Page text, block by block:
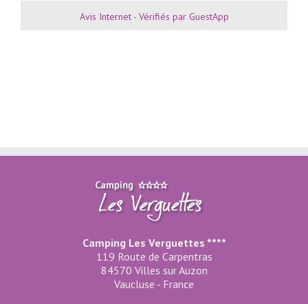
Avis Internet - Vérifiés par GuestApp
Camping Les Verguettes ****
119 Route de Carpentras
84570 Villes sur Auzon
Vaucluse - France